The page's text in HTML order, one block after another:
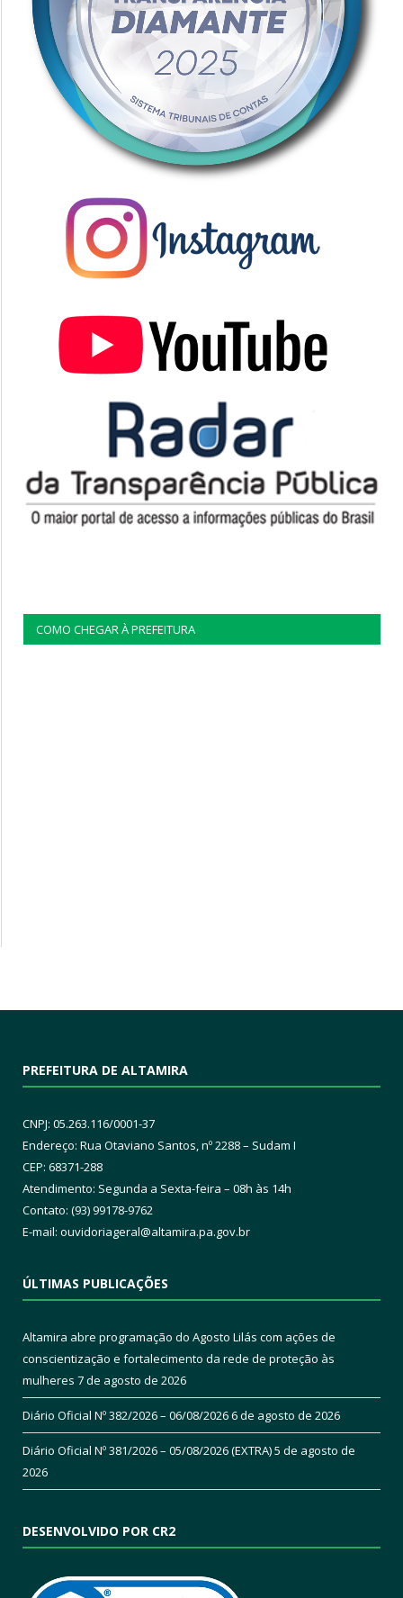
COMO CHEGAR À PREFEITURA
PREFEITURA DE ALTAMIRA
CNPJ: 05.263.116/0001-37
Endereço: Rua Otaviano Santos, nº 2288 – Sudam I
CEP: 68371-288
Atendimento: Segunda a Sexta-feira – 08h às 14h
Contato: (93) 99178-9762
E-mail: ouvidoriageral@altamira.pa.gov.br
ÚLTIMAS PUBLICAÇÕES
Altamira abre programação do Agosto Lilás com ações de
conscientização e fortalecimento da rede de proteção às
mulheres 7 de agosto de 2026
Diário Oficial Nº 382/2026 – 06/08/20266 de agosto de 2026
Diário Oficial Nº 381/2026 – 05/08/2026 (EXTRA)5 de agosto de
2026
DESENVOLVIDO POR CR2